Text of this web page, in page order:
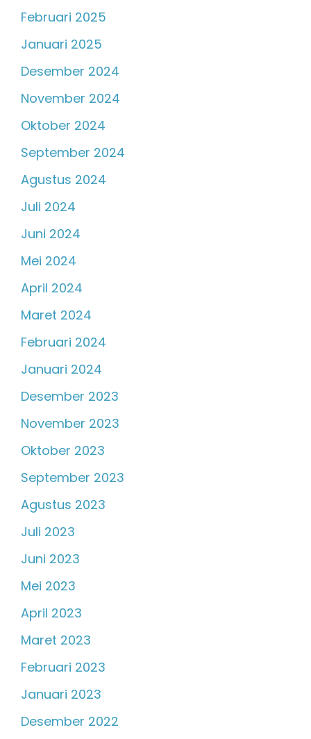
Februari 2025
Januari 2025
Desember 2024
November 2024
Oktober 2024
September 2024
Agustus 2024
Juli 2024
Juni 2024
Mei 2024
April 2024
Maret 2024
Februari 2024
Januari 2024
Desember 2023
November 2023
Oktober 2023
September 2023
Agustus 2023
Juli 2023
Juni 2023
Mei 2023
April 2023
Maret 2023
Februari 2023
Januari 2023
Desember 2022